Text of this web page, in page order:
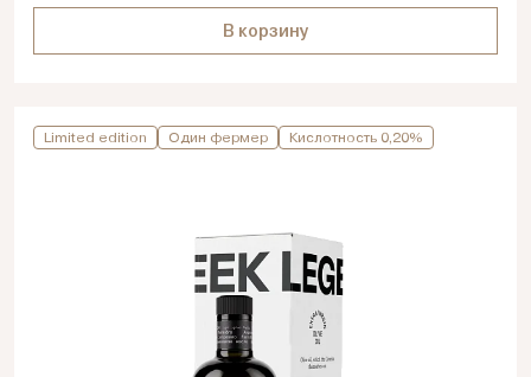
В корзину
Limited edition Один фермер Кислотность 0,20%